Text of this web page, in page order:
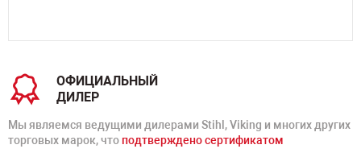
ОФИЦИАЛЬНЫЙ
ДИЛЕР
Мы являемся ведущими дилерами Stihl, Viking и многих других
торговых марок, что подтверждено сертификатом